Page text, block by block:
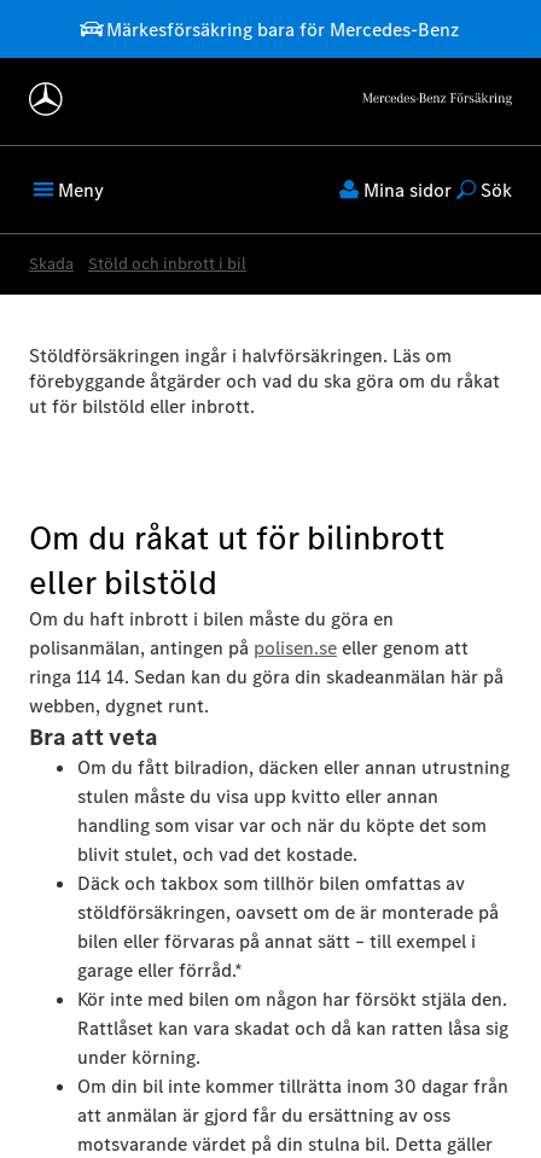
Märkesförsäkring bara för Mercedes-Benz
Meny Mina sidor Sök
Skada Stöld och inbrott i bil
Stöldförsäkringen ingår i halvförsäkringen. Läs om
förebyggande åtgärder och vad du ska göra om du råkat
ut för bilstöld eller inbrott.
Om du råkat ut för bilinbrott
eller bilstöld
Om du haft inbrott i bilen måste du göra en
polisanmälan, antingen på polisen.seeller genom att
ringa 114 14. Sedan kan du göra din skadeanmälan här på
webben, dygnet runt.
Bra att veta
Om du fått bilradion, däcken eller annan utrustning
stulen måste du visa upp kvitto eller annan
handling som visar var och när du köpte det som
blivit stulet, och vad det kostade.
Däck och takbox som tillhör bilen omfattas av
stöldförsäkringen, oavsett om de är monterade på
bilen eller förvaras på annat sätt – till exempel i
garage eller förråd.*
Kör inte med bilen om någon har försökt stjäla den.
Rattlåset kan vara skadat och då kan ratten låsa sig
under körning.
Om din bil inte kommer tillrätta inom 30 dagar från
att anmälan är gjord får du ersättning av oss
motsvarande värdet på din stulna bil. Detta gäller